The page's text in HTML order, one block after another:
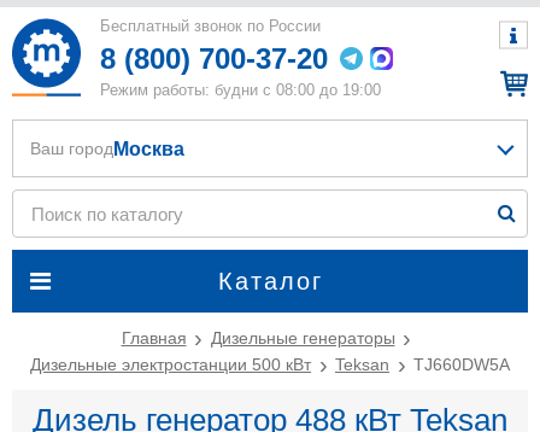
Бесплатный звонок по России
8 (800) 700-37-20
Режим работы: будни с 08:00 до 19:00
Каталог
Ваш город Москва
Главная
Дизельные генераторы
Дизельные электростанции 500 кВт
Teksan TJ660DW5A
Дизель генератор 488 кВт Teksan